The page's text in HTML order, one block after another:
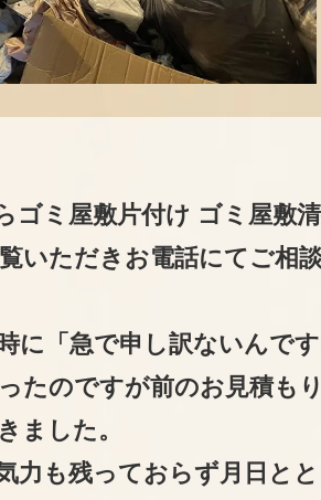
ゴミ屋敷片付け ゴミ屋敷
いただきお電話にてご相
に「急で申し訳ないんで
たのですが前のお見積も
ました。
力も残っておらず月日とと